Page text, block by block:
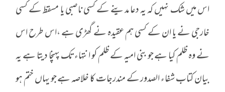
اس میں شک نہیں کہ یہ دعا مدینے کے کسی ناصبی یا مسقط کے کسی
خارجی نے یا ان کے کسی ہم عقیدہ نے گھڑی ہے ،اس طرح اس
نے وہ ظلم کیا ہے جو بنی امیہ کے ظلم کو انتہاء تک پہنچا دیتا ہے یہ
بیان کتاب شفاء الصدور کے مندرجات کا خلاصہ ہے جو یہاں ختم ہو